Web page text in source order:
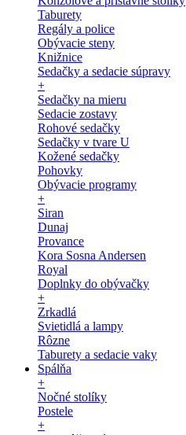
Taburety
Regály a police
Obývacie steny
Knižnice
Sedačky a sedacie súpravy
+
Sedačky na mieru
Sedacie zostavy
Rohové sedačky
Sedačky v tvare U
Kožené sedačky
Pohovky
Obývacie programy
+
Siran
Dunaj
Provance
Kora Sosna Andersen
Royal
Doplnky do obývačky
+
Zrkadlá
Svietidlá a lampy
Rôzne
Taburety a sedacie vaky
Spálňa
+
Nočné stolíky
Postele
+